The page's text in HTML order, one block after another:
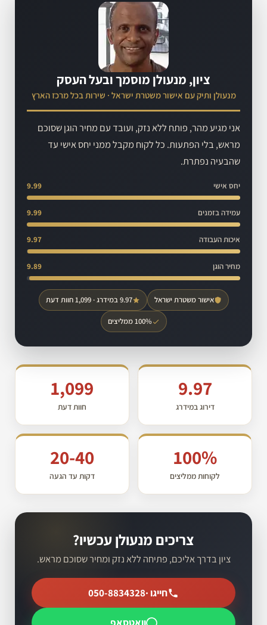
ציון, מנעולן מוסמך ובעל העסק
מנעולן ותיק עם אישור משטרת ישראל · שירות בכל מרכז הארץ
אני מגיע מהר, פותח ללא נזק, ועובד עם מחיר הוגן שסוכם
מראש, בלי הפתעות. כל לקוח מקבל ממני יחס אישי עד
שהבעיה נפתרת.
יחס אישי 9.99
עמידה בזמנים 9.99
איכות העבודה 9.97
מחיר הוגן 9.89
אישור משטרת ישראל 9.97 במידרג · 1,099 חוות דעת
100% ממליצים
9.97
דירוג במידרג
1,099
חוות דעת
100%
לקוחות ממליצים
20-40
דקות עד הגעה
צריכים מנעולן עכשיו?
ציון בדרך אליכם, פתיחה ללא נזק ומחיר שסוכם מראש.
חייגו ·050-8834328